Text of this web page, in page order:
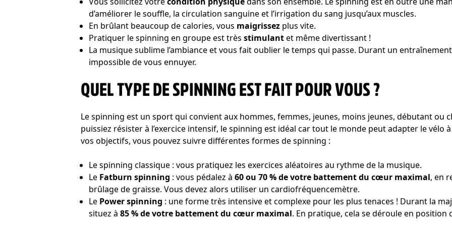
d’améliorer le souffle, la circulation sanguine et l’irrigation du sang jusqu’aux muscles.
En brûlant beaucoup de calories, vous maigrissez plus vite.
Pratiquer le spinning en groupe est très stimulantet même divertissant !
La musique sublime l’ambiance et vous fait oublier le temps qui passe. Durant un
impossible de vous ennuyer.
QUEL TYPE DE SPINNING EST FAIT POUR VOUS ?
Le spinning est un sport qui convient aux hommes, femmes, jeunes, moins jeunes, débutant ou
puissiez résister à l’exercice intensif, le spinning est idéal car tout le monde peut adapter le vélo
vos objectifs, vous pouvez suivre différentes formes de spinning :
Le spinning classique : vous pratiquez les exercices aléatoires au rythme de la musique.
Le Fatburn spinning : vous pédalez à 60 ou 70 % de votre battement du cœur maximal, en
brûlage de graisse. Vous devez alors utiliser un cardiofréquencemètre.
Le Power spinning : une forme très intensive et complexe pour les plus tenaces ! Durant la
situez à 85 % de votre battement du cœur maximal. En pratique, cela se déroule en position